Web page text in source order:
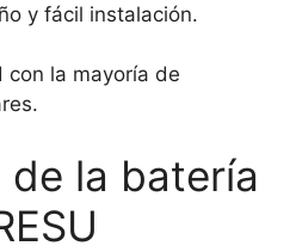
y fácil instalación.
con la mayoría de
de la batería